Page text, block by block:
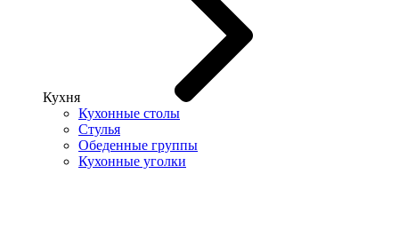
Кухня
Кухонные столы
Стулья
Обеденные группы
Кухонные уголки